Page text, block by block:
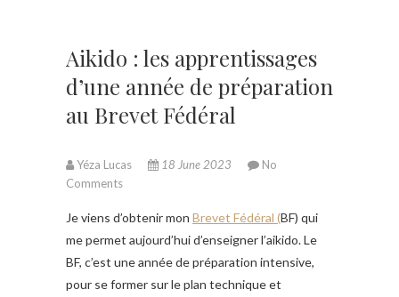
Aikido : les apprentissages
d’une année de préparation
au Brevet Fédéral
Yéza Lucas 18 June 2023
No
Comments
Je viens d’obtenir mon Brevet Fédéral (BF) qui
me permet aujourd’hui d’enseigner l’aikido. Le
BF, c’est une année de préparation intensive,
pour se former sur le plan technique et